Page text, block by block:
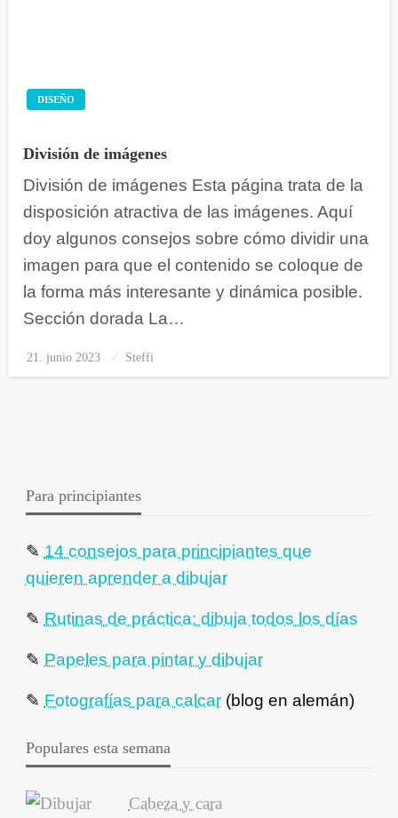
DISEÑO
División de imágenes
División de imágenes Esta página trata de la
disposición atractiva de las imágenes. Aquí
doy algunos consejos sobre cómo dividir una
imagen para que el contenido se coloque de
la forma más interesante y dinámica posible.
Sección dorada La…
Publicado
el
21. junio 2023 Steffi
Para principiantes
✎ 14 consejos para principiantes que
quieren aprender a dibujar
✎ Rutinas de práctica: dibuja todos los días
✎ Papeles para pintar y dibujar
✎ Fotografías para calcar(blog en alemán)
Populares esta semana
Cabeza y cara